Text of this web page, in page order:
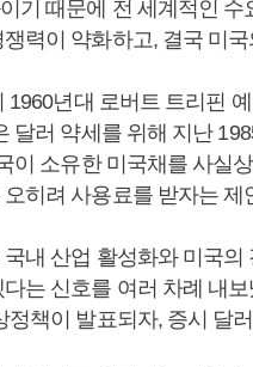
기 때문에 전 세계적인
력이 약화하고, 결국 미
1960년대 로버트 트리핀
달러 약세를 위해 지난
이 소유한 미국채를 사실
히려 사용료를 받자는 제
내 산업 활성화와 미국
는 신호를 여러 차례 내
정책이 발표되자, 증시 달